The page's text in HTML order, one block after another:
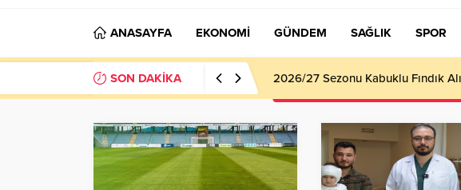
ANASAYFA EKONOMİ GÜNDEM SAĞLIK SPOR
SON DAKİKA Haliliye Belediyesi Her Gün 4 Bin